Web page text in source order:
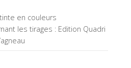
en couleurs
les tirages : Edition Quadri